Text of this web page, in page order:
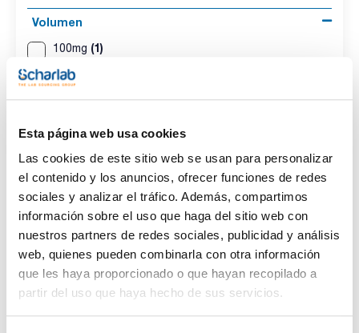
Esta página web usa cookies
Las cookies de este sitio web se usan para personalizar
el contenido y los anuncios, ofrecer funciones de redes
sociales y analizar el tráfico. Además, compartimos
información sobre el uso que haga del sitio web con
nuestros partners de redes sociales, publicidad y análisis
web, quienes pueden combinarla con otra información
que les haya proporcionado o que hayan recopilado a
partir del uso que haya hecho de sus servicios.
Volumen
100mg (1)
Envase
VIAL
Volumen
100mg
CAS
[548-62-9]
Referencia
SB39430100
x 100mg
Comprar
Disponibilidad
Ver stock